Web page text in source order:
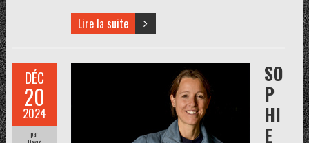
Lire la suite
DÉC
20
2024
par
SO
P
HI
E